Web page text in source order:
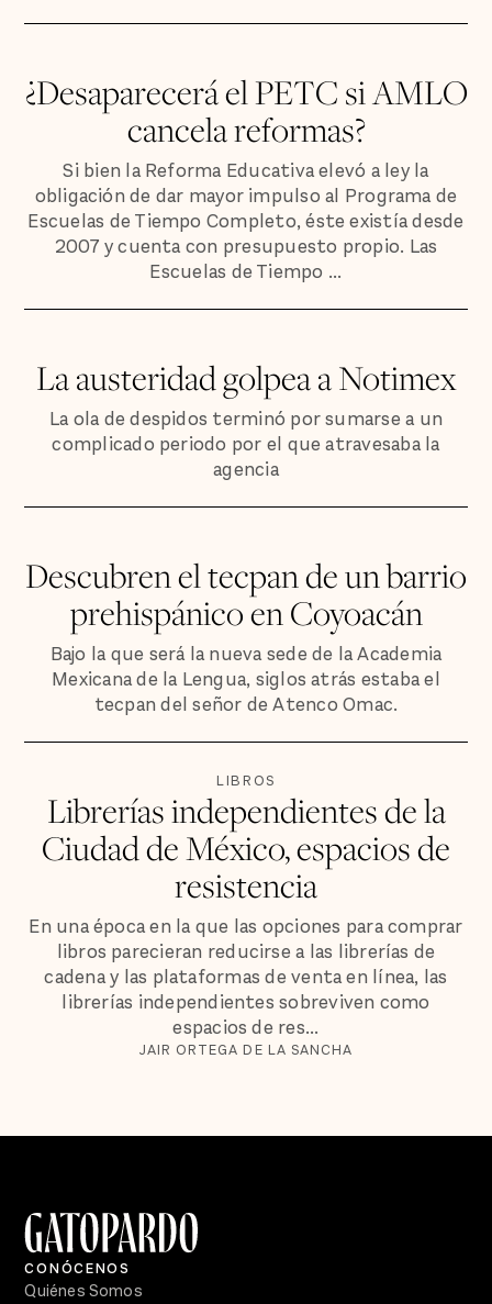
¿Desaparecerá el PETC si AMLO
cancela reformas?
Si bien la Reforma Educativa elevó a ley la
obligación de dar mayor impulso al Programa de
Escuelas de Tiempo Completo, éste existía desde
2007 y cuenta con presupuesto propio. Las
Escuelas de Tiempo ...
La austeridad golpea a Notimex
La ola de despidos terminó por sumarse a un
complicado periodo por el que atravesaba la
agencia
Descubren el tecpan de un barrio
prehispánico en Coyoacán
Bajo la que será la nueva sede de la Academia
Mexicana de la Lengua, siglos atrás estaba el
tecpan del señor de Atenco Omac.
LIBROS
Librerías independientes de la
Ciudad de México, espacios de
resistencia
En una época en la que las opciones para comprar
libros parecieran reducirse a las librerías de
cadena y las plataformas de venta en línea, las
librerías independientes sobreviven como
espacios de res...
JAIR ORTEGA DE LA SANCHA
CONÓCENOS
Quiénes Somos